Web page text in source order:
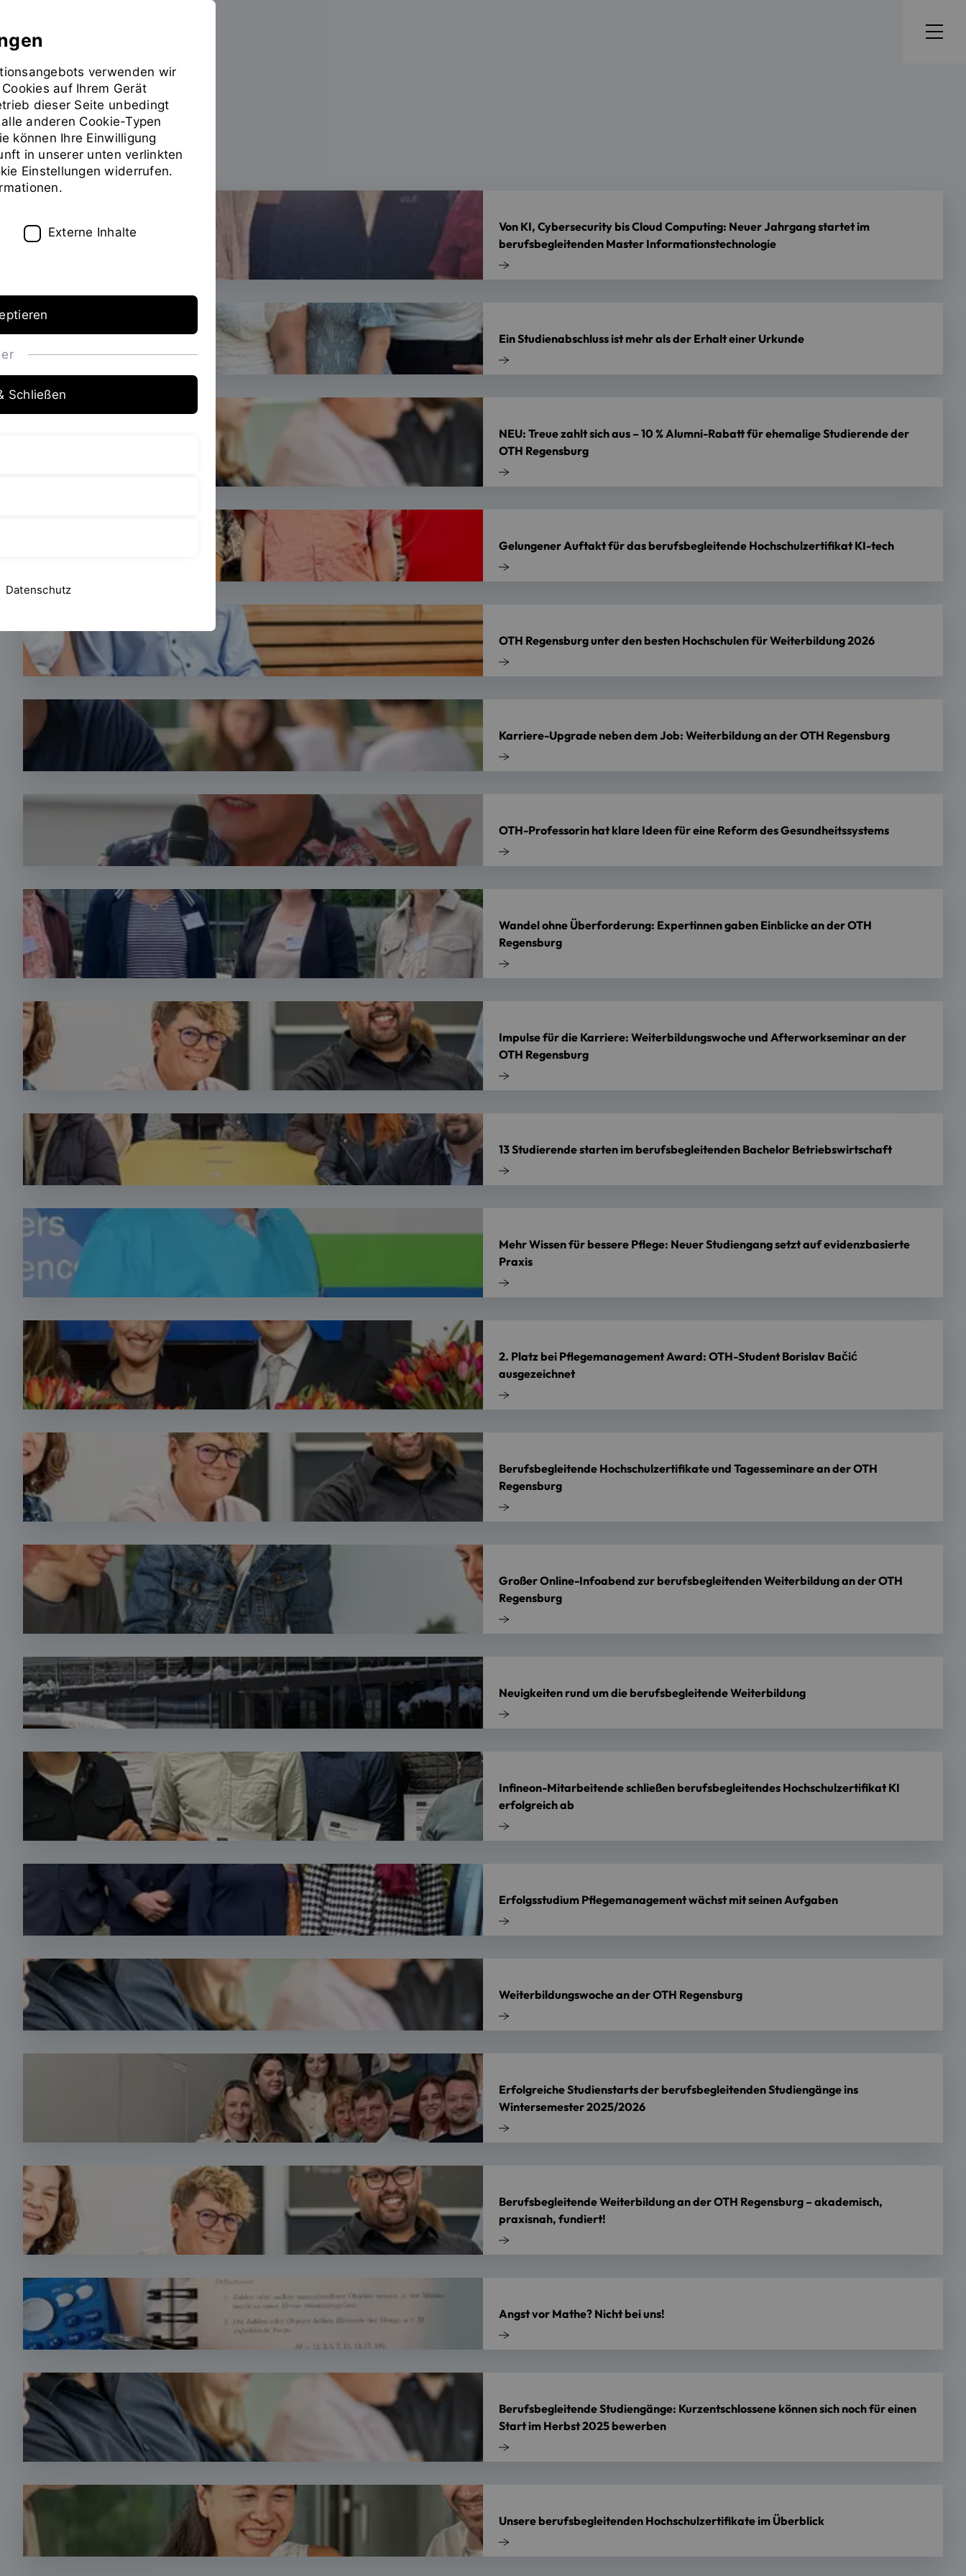
Sie
befinden
sich
auf
der
Seite
"News"
Weiterbilden
ZWW News
Von KI, Cybersecurity bis Cloud Computing: Neuer Jahrgang startet im
berufsbegleitenden Master Informationstechnologie
Ein Studienabschluss ist mehr als der Erhalt einer Urkunde
NEU: Treue zahlt sich aus – 10 % Alumni-Rabatt für ehemalige Studierende der
OTH Regensburg
Gelungener Auftakt für das berufsbegleitende Hochschulzertifikat KI-tech
OTH Regensburg unter den besten Hochschulen für Weiterbildung 2026
Karriere-Upgrade neben dem Job: Weiterbildung an der OTH Regensburg
OTH-Professorin hat klare Ideen für eine Reform des Gesundheitssystems
Wandel ohne Überforderung: Expertinnen gaben Einblicke an der OTH
Regensburg
Impulse für die Karriere: Weiterbildungswoche und Afterworkseminar an der
OTH Regensburg
13 Studierende starten im berufsbegleitenden Bachelor Betriebswirtschaft
Mehr Wissen für bessere Pflege: Neuer Studiengang setzt auf evidenzbasierte
Praxis
2. Platz bei Pflegemanagement Award: OTH-Student Borislav Bačić
ausgezeichnet
Berufsbegleitende Hochschulzertifikate und Tagesseminare an der OTH
Regensburg
Großer Online-Infoabend zur berufsbegleitenden Weiterbildung an der OTH
Regensburg
Neuigkeiten rund um die berufsbegleitende Weiterbildung
Infineon-Mitarbeitende schließen berufsbegleitendes Hochschulzertifikat KI
erfolgreich ab
Erfolgsstudium Pflegemanagement wächst mit seinen Aufgaben
Weiterbildungswoche an der OTH Regensburg
Erfolgreiche Studienstarts der berufsbegleitenden Studiengänge ins
Wintersemester 2025/2026
Berufsbegleitende Weiterbildung an der OTH Regensburg – akademisch,
praxisnah, fundiert!
Angst vor Mathe? Nicht bei uns!
Berufsbegleitende Studiengänge: Kurzentschlossene können sich noch für einen
Start im Herbst 2025 bewerben
Unsere berufsbegleitenden Hochschulzertifikate im Überblick
verwenden wir
auf Ihrem Gerät
dieser Seite unbedingt
anderen Cookie-Typen
können Ihre Einwilligung
in unserer unten verlinkten
Einstellungen widerrufen.
Externe Inhalte
Schließen
Datenschutz